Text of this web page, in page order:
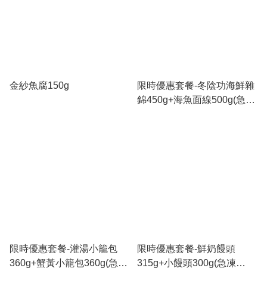
金紗魚腐150g
限時優惠套餐-冬陰功海鮮雜
錦450g+海魚面線500g(急凍
限時優惠套餐-灌湯小籠包
360g+蟹黃小籠包360g(急凍
限時優惠套餐-鮮奶饅頭
315g+小饅頭300g(急凍